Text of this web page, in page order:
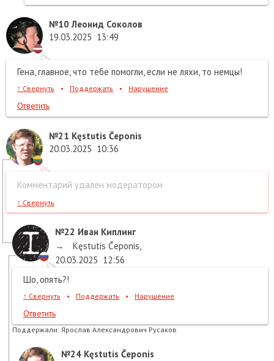
№10 Леонид Соколов
19.03.2025 13:49
Гена, главное, что тебе помогли, если не ляхи, то немцы!
↑ Свернуть • Поддержать • Нарушение
Ответить
№21 Kęstutis Čeponis
20.03.2025 10:36
Комментарий удален модератором
↑ Свернуть
№22 Иван Киплинг
→
Kęstutis Čeponis,
20.03.2025 12:56
Шо, опять?!
↑ Свернуть • Поддержать • Нарушение
Ответить
Поддержали: Ярослав Александрович Русаков
№24 Kęstutis Čeponis